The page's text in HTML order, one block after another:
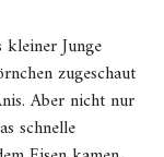
Junge
zugeschaut
Aber nicht nur
schnelle